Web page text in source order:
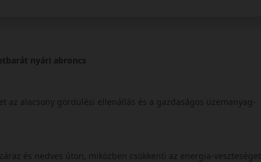
nyári abroncs
az alacsony gördülési ellenállás és a gazdaságos üzemanyag-
és nedves úton, miközben csökkenti az energia-veszteséget.